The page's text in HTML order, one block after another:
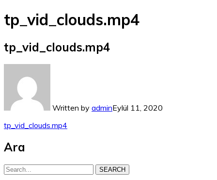
tp_vid_clouds.mp4
tp_vid_clouds.mp4
Written by adminEylül 11, 2020
tp_vid_clouds.mp4
Ara
SEARCH